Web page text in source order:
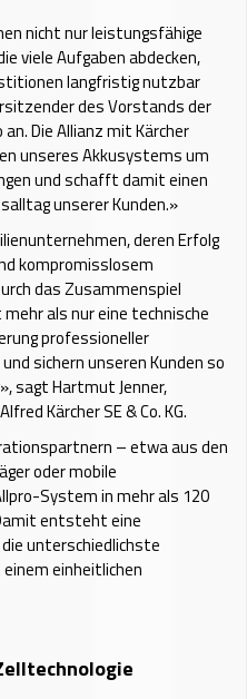
nicht nur leistungsfähige
viele Aufgaben abdecken,
langfristig nutzbar
des Vorstands der
Die Allianz mit Kärcher
unseres Akkusystems um
und schafft damit einen
unserer Kunden.»
deren Erfolg
kompromisslosem
das Zusammenspiel
als nur eine technische
professioneller
sichern unseren Kunden so
sagt Hartmut Jenner,
Kärcher SE & Co. KG.
– etwa aus den
oder mobile
System in mehr als 120
entsteht eine
unterschiedlichste
einheitlichen